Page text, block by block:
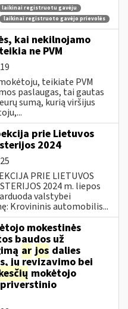
laikinai registruotu gavėju
laikinai registruoto gavėjo prievolės
kai nekilnojamo
ne PVM
teikiate PVM
paslaugas, tai gautas
sumą, kurią viršijus
prie Lietuvos
2024
PRIE LIETUVOS
2024 m. liepos
valstybei
Krovininis automobilis...
mokestinės
baudos už
ar jos dalies
jų revizavimo bei
mokėtojo
priverstinio